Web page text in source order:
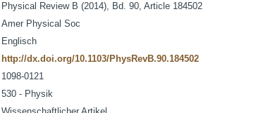
Physical Review B (2014), Bd. 90, Article 184502
Amer Physical Soc
Englisch
http://dx.doi.org/10.1103/PhysRevB.90.184502
1098-0121
530 - Physik